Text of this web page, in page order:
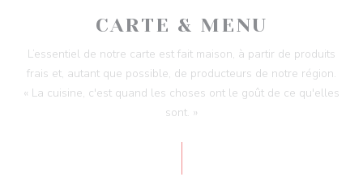
CARTE & MENU
L’essentiel de notre carte est fait maison, à partir de produits
frais et, autant que possible, de producteurs de notre région.
« La cuisine, c'est quand les choses ont le goût de ce qu'elles
sont. »